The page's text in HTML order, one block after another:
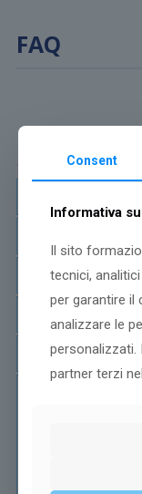
FAQ
Richiedi
Consent
Informativa
Il sito
tecnici,
per garantire il
analizzare le
personalizzati.
partner terzi